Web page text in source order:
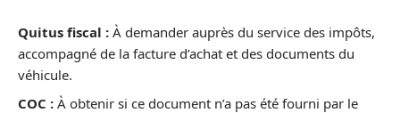
Quitus fiscal : À demander auprès du service des impôts,
accompagné de la facture d’achat et des documents du
véhicule.
COC : À obtenir si ce document n’a pas été fourni par le